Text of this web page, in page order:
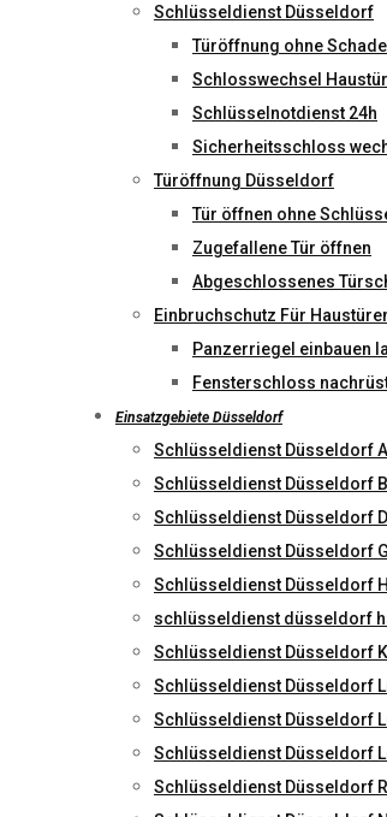
Schlüsseldienst Düsseldorf
Türöffnung ohne
Schlosswechsel Haustür
Schlüsselnotdienst 24h
Sicherheitsschloss
Türöffnung Düsseldorf
Tür öffnen ohne
Zugefallene Tür öffnen
Abgeschlossenes
Einbruchschutz Für
Panzerriegel einbauen
Fensterschloss
Einsatzgebiete Düsseldorf
Schlüsseldienst Düsseldorf
Schlüsseldienst Düsseldorf
Schlüsseldienst Düsseldorf
Schlüsseldienst Düsseldorf
Schlüsseldienst Düsseldorf
schlüsseldienst düsseldorf
Schlüsseldienst Düsseldorf
Schlüsseldienst Düsseldorf
Schlüsseldienst Düsseldorf
Schlüsseldienst Düsseldorf
Schlüsseldienst Düsseldorf